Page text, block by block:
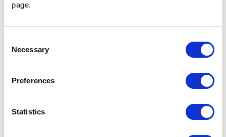
page.
Selection
Necessary
Preferences
Statistics
14 déc. 2023
Partager